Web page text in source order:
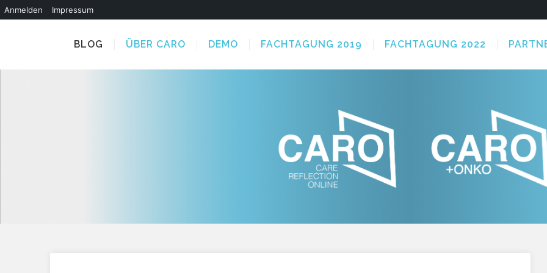
Anmelden
Impressum
BLOG ÜBER CARO DEMO FACHTAGUNG 2019 FACHTAGUNG 2022